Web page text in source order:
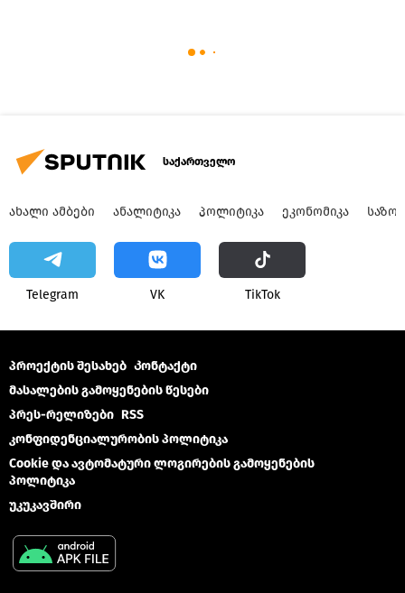
საქართველო
ᲐᲮᲐᲚᲘ ᲐᲛᲑᲔᲑᲘ ᲐᲜᲐᲚᲘᲢᲘᲙᲐ ᲞᲝᲚᲘᲢᲘᲙᲐ ᲔᲙᲝᲜᲝᲛᲘᲙᲐ
Telegram VK ТikТоk
პროექტის შესახებ Კონტაქტი
მასალების გამოყენების წესები
პრეს-რელიზები RSS
კონფიდენციალურობის პოლიტიკა
Cookie და ავტომატური ლოგირების გამოყენების
პოლიტიკა
უკუკავშირი